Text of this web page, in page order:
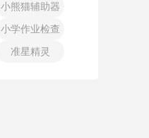
小熊猫辅助器
小学作业检查
准星精灵